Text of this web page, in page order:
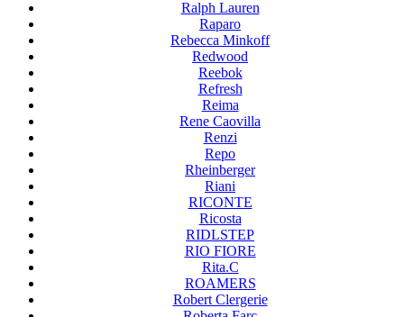
Ralph Lauren
Raparo
Rebecca Minkoff
Redwood
Reebok
Refresh
Reima
Rene Caovilla
Renzi
Repo
Rheinberger
Riani
RICONTE
Ricosta
RIDLSTEP
RIO FIORE
Rita.C
ROAMERS
Robert Clergerie